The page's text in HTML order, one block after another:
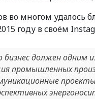
во многом удалось
году в своём
должен одним
промышленных